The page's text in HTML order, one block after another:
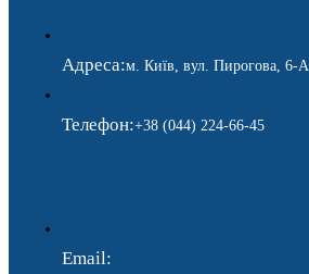
Адреса:м. Київ, вул. Пирогова, 6-А
Телефон:+38 (044) 224-66-45
Email: